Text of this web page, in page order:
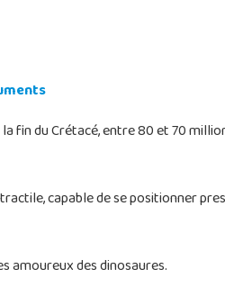
fin du Crétacé, entre 80 et 70
capable de se positionner
amoureux des dinosaures.